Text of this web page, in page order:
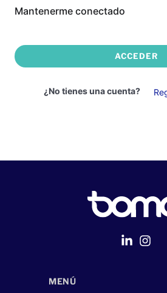
Mantenerme conectado
ACCEDER
¿No tienes una cuenta?
MENÚ
Página Web